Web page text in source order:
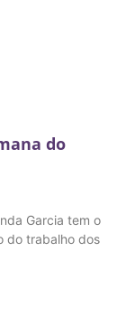
do
Garcia tem o
do trabalho dos